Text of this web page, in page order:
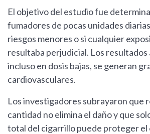
El objetivo del estudio fue
fumadores de pocas unidades
riesgos menores o si cualquier
resultaba perjudicial. Los
incluso en dosis bajas, se generan
cardiovasculares.
Los investigadores subrayaron que
cantidad no elimina el daño y que
total del cigarrillo puede proteger el